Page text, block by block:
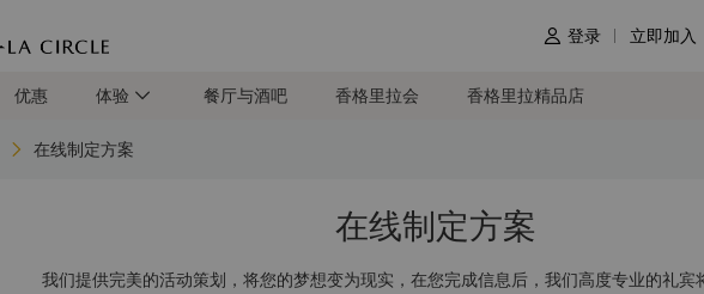
 登录 立即加入
优惠 体验 餐厅与酒吧 香格里拉会 香格里拉精品店
在线制定方案
在线制定方案
我们提供完美的活动策划，将您的梦想变为现实，在您完成信息后，我们高度专业的礼宾